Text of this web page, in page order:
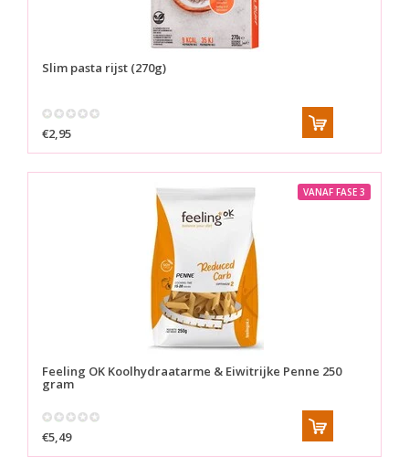
Slim pasta rijst (270g)
€2,95
VANAF FASE 3
Feeling OK Koolhydraatarme & Eiwitrijke Penne 250
gram
€5,49